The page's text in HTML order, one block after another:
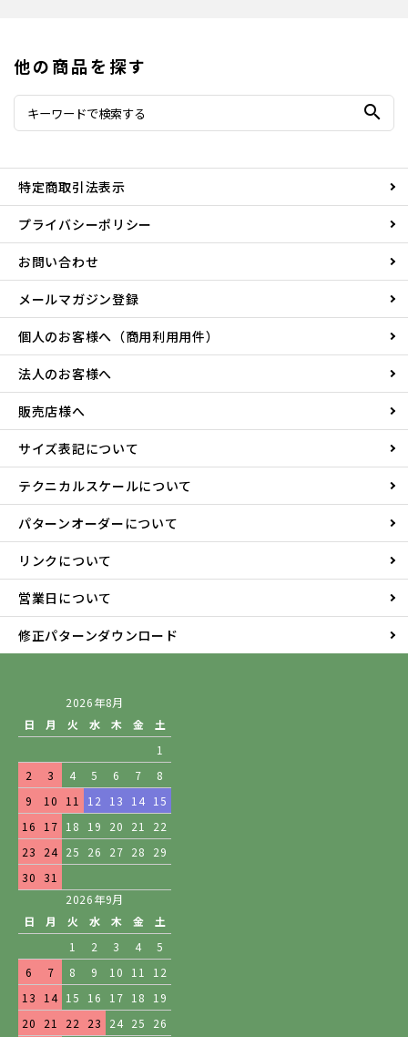
他の商品を探す
search
特定商取引法表示
プライバシーポリシー
お問い合わせ
メールマガジン登録
個人のお客様へ（商用利用用件）
法人のお客様へ
販売店様へ
サイズ表記について
テクニカルスケールについて
パターンオーダーについて
リンクについて
営業日について
修正パターンダウンロード
2026年8月
日
月 火 水 木 金
土
1
2
3 4 5 6 7
8
9
10 11 12 13 14 15
16
17 18 19 20 21
22
23
24 25 26 27 28
29
30
31
2026年9月
日
月 火 水 木 金
土
1
2 3 4
5
6
7 8 9 10 11
12
13
14 15 16 17 18
19
20
21 22 23 24 25 26